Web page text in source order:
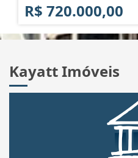
R$ 720.000,00
Kayatt Imóveis